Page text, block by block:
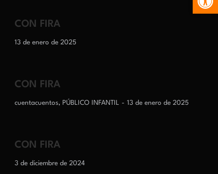
CON FIRA
13 de enero de 2025
CON FIRA
cuentacuentos, PÚBLICO INFANTIL 13 de enero de 2025
CON FIRA
3 de diciembre de 2024